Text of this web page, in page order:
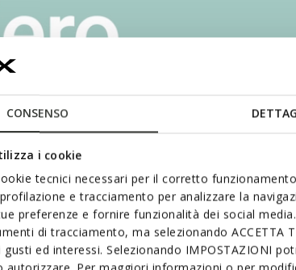
CONSENSO
i cookie
tecnici necessari per il corretto
e tracciamento per analizzare la
preferenze e fornire funzionalità dei social
di tracciamento, ma selezionando ACCETTA
ed interessi. Selezionando IMPOSTAZIONI